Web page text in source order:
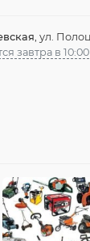
, ул.
завтра в 10:00